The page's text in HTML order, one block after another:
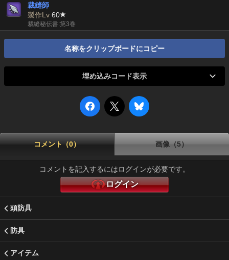
裁縫師
製作Lv 60
裁縫秘伝書:第3巻
名称をクリップボードにコピー
埋め込みコード表示
コメント（0） 画像（5）
コメントを記入するにはログインが必要です。
ログイン
頭防具
防具
アイテム